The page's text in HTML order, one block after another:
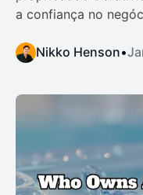
a confiança no
Nikko Henson•